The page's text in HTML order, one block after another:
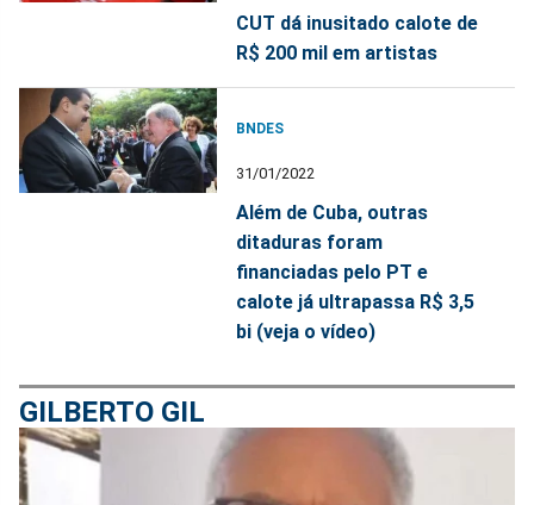
CUT dá inusitado calote de
R$ 200 mil em artistas
BNDES
31/01/2022
Além de Cuba, outras
ditaduras foram
financiadas pelo PT e
calote já ultrapassa R$ 3,5
bi (veja o vídeo)
GILBERTO GIL